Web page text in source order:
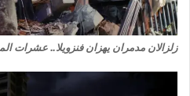
زلزالان مدمران يهزان فنزويلا.. عشرات